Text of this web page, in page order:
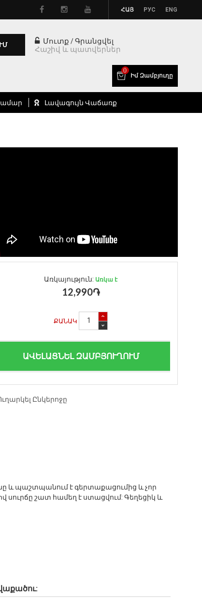
ՀԱՅ РУС ENG
Մուտք /Գրանցվել
Հաշիվ և պատվերներ
0
Իմ Զամբյուղը
Լավագույն Վաճառք
Առկայություն: Առկա է
12,990֏
ՔԱՆԱԿ
ԱՎԵԼԱՑՆԵԼ ԶԱՄԲՅՈՒՂՈՒՄ
Ընկերոջը
և պաշտպանում է գերտաքացումից և չոր
սուրճը շատ համեղ է ստացվում: Գեղեցիկ և